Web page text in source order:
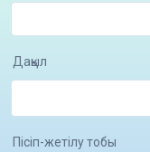
Дақыл
Пісіп-жетілу тобы